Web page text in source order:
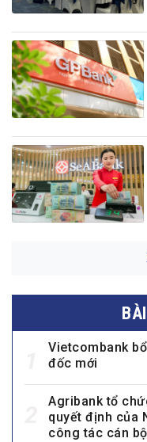
Vietcombank
đốc mới
Agribank tổ
quyết định của
công tác cán bộ